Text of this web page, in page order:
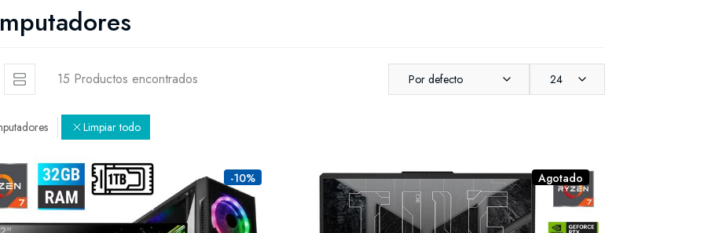
15 Productos encontrados Por defecto 24
Limpiar todo
-10% Agotado